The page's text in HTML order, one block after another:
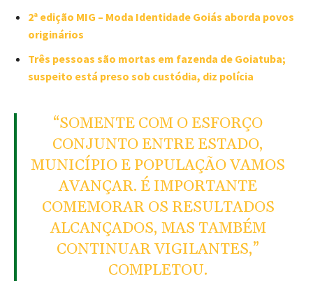
2ª edição MIG – Moda Identidade Goiás aborda povos
originários
Três pessoas são mortas em fazenda de Goiatuba;
suspeito está preso sob custódia, diz polícia
“SOMENTE COM O ESFORÇO
CONJUNTO ENTRE ESTADO,
MUNICÍPIO E POPULAÇÃO VAMOS
AVANÇAR. É IMPORTANTE
COMEMORAR OS RESULTADOS
ALCANÇADOS, MAS TAMBÉM
CONTINUAR VIGILANTES,”
COMPLETOU.